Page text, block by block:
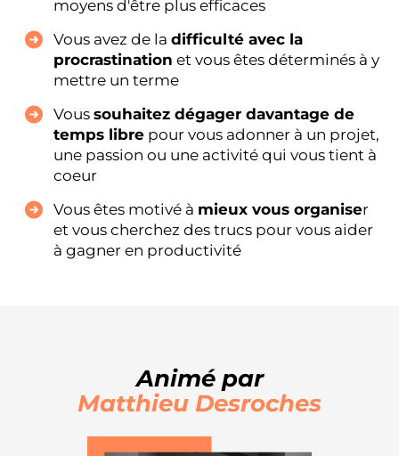
moyens d'être plus efficaces
Vous avez de la difficulté avec la
procrastination et vous êtes déterminés à y
mettre un terme
Vous souhaitez dégager davantage de
temps libre pour vous adonner à un projet,
une passion ou une activité qui vous tient à
coeur
Vous êtes motivé à mieux vous organiser
et vous cherchez des trucs pour vous aider
à gagner en productivité
Animé par
Matthieu Desroches